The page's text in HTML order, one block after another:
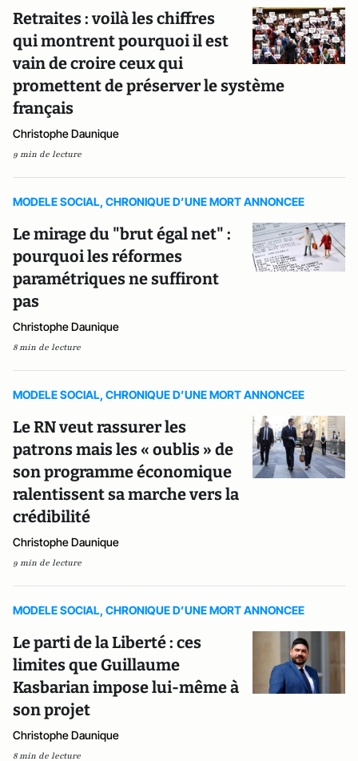
Retraites : voilà les chiffres
qui montrent pourquoi il est
vain de croire ceux qui
promettent de préserver le système
français
Christophe Daunique
9 min de lecture
MODELE SOCIAL, CHRONIQUE D’UNE MORT ANNONCEE
Le mirage du "brut égal net" :
pourquoi les réformes
paramétriques ne suffiront
pas
Christophe Daunique
8 min de lecture
MODELE SOCIAL, CHRONIQUE D’UNE MORT ANNONCEE
Le RN veut rassurer les
patrons mais les « oublis » de
son programme économique
ralentissent sa marche vers la
crédibilité
Christophe Daunique
9 min de lecture
MODELE SOCIAL, CHRONIQUE D’UNE MORT ANNONCEE
Le parti de la Liberté : ces
limites que Guillaume
Kasbarian impose lui-même à
son projet
Christophe Daunique
8 min de lecture